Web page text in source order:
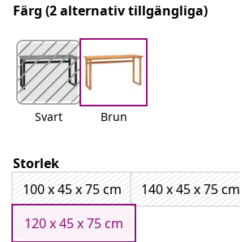
Färg (2 alternativ tillgängliga)
Svart Brun
Storlek
100 x 45 x 75 cm
140 x 45 x 75 cm
120 x 45 x 75 cm